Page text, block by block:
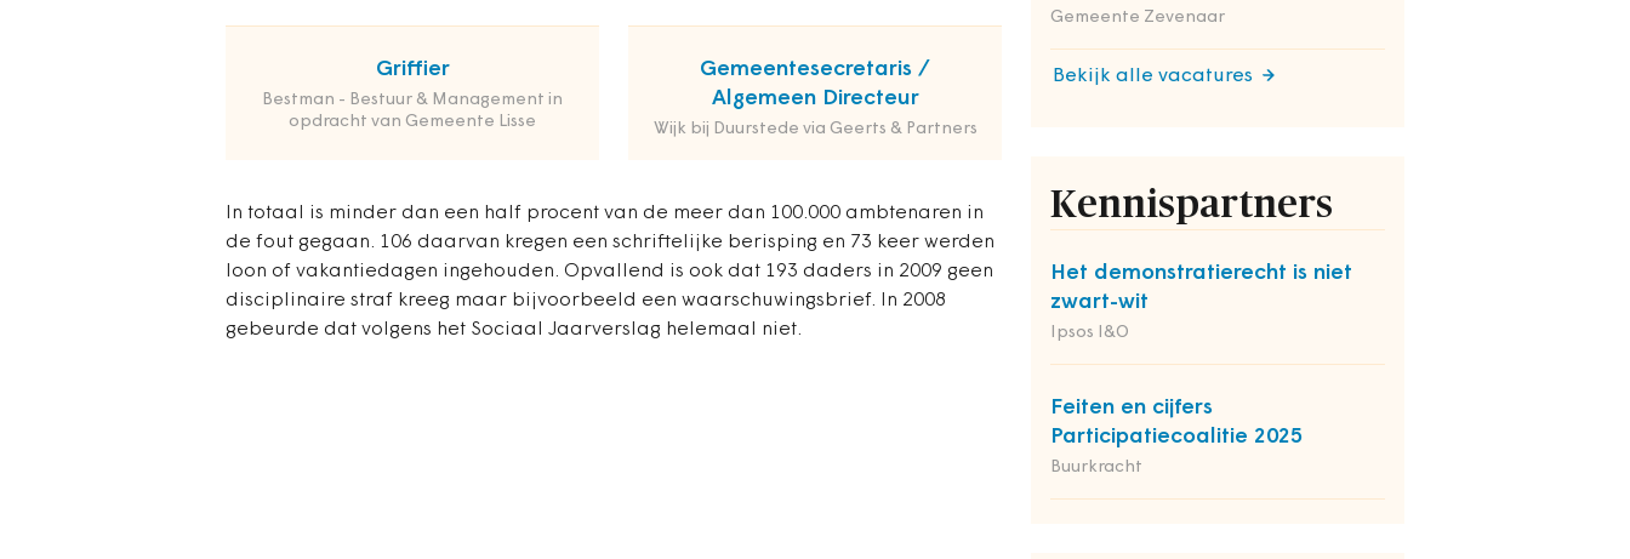
Griffier
Bestman - Bestuur & Management in
opdracht van Gemeente Lisse
Gemeentesecretaris /
Algemeen Directeur
Wijk bij Duurstede via Geerts & Partners
In totaal is minder dan een half procent van de meer dan 100.000 ambtenaren in
de fout gegaan. 106 daarvan kregen een schriftelijke berisping en 73 keer werden
loon of vakantiedagen ingehouden. Opvallend is ook dat 193 daders in 2009 geen
disciplinaire straf kreeg maar bijvoorbeeld een waarschuwingsbrief. In 2008
gebeurde dat volgens het Sociaal Jaarverslag helemaal niet.
Gemeente Zevenaar
Bekijk alle vacatures
Kennispartners
Het demonstratierecht is niet
zwart-wit
Ipsos I&O
Feiten en cijfers
Participatiecoalitie 2025
Buurkracht